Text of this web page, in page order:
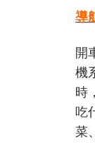
導
開
機
時
吃
菜